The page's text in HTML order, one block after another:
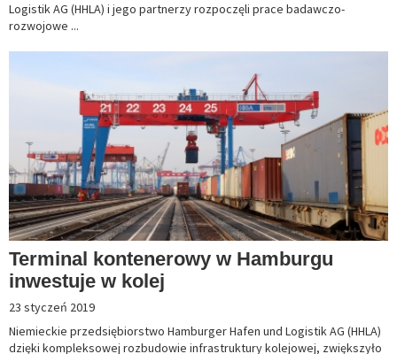
Logistik AG (HHLA) i jego partnerzy rozpoczęli prace badawczo-
rozwojowe ...
Terminal kontenerowy w Hamburgu
inwestuje w kolej
23 styczeń 2019
Niemieckie przedsiębiorstwo Hamburger Hafen und Logistik AG (HHLA)
dzięki kompleksowej rozbudowie infrastruktury kolejowej, zwiększyło